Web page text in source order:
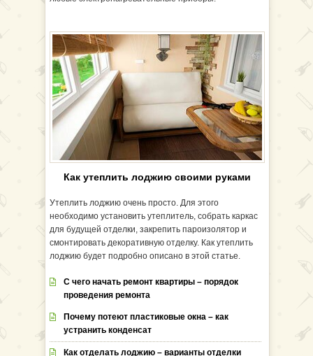
Как утеплить лоджию своими руками
Утеплить лоджию очень просто. Для этого
необходимо установить утеплитель, собрать каркас
для будущей отделки, закрепить пароизолятор и
смонтировать декоративную отделку. Как утеплить
лоджию будет подробно описано в этой статье.
С чего начать ремонт квартиры – порядок
проведения ремонта
Почему потеют пластиковые окна – как
устранить конденсат
Как отделать лоджию – варианты отделки